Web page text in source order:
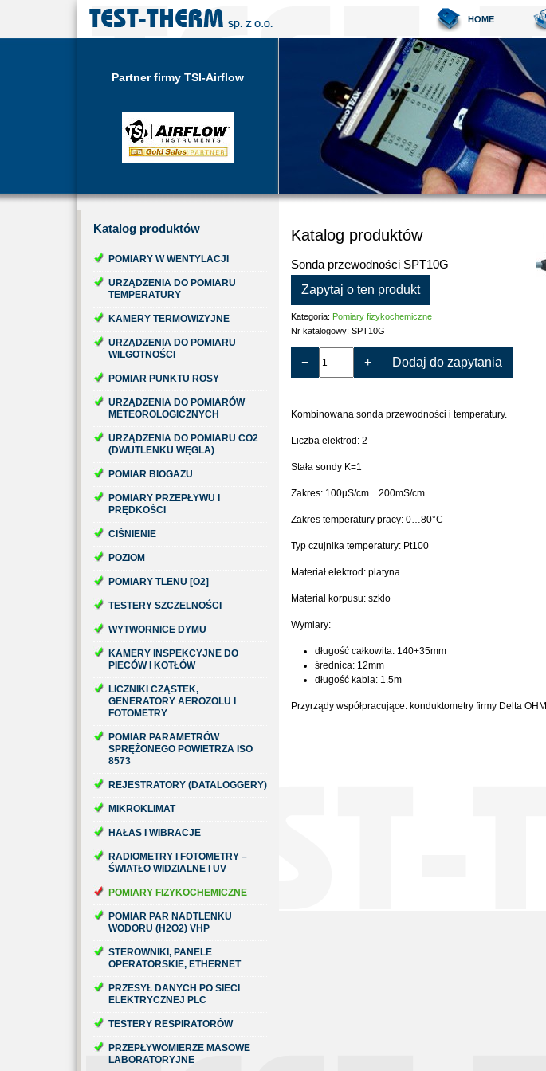
HOME
Partner firmy TSI-Airflow
Katalog produktów
Sonda przewodności SPT10G
Zapytaj o ten produkt
Kategoria: Pomiary fizykochemiczne
Nr katalogowy: SPT10G
− + Dodaj do zapytania
Kombinowana sonda przewodności i temperatury.
Liczba elektrod: 2
Stała sondy K=1
Zakres: 100µS/cm…200mS/cm
Zakres temperatury pracy: 0…80°C
Typ czujnika temperatury: Pt100
Materiał elektrod: platyna
Materiał korpusu: szkło
Wymiary:
długość całkowita: 140+35mm
średnica: 12mm
długość kabla: 1.5m
Przyrządy współpracujące: konduktometry firmy Delta OHM
Katalog produktów
POMIARY W WENTYLACJI
URZĄDZENIA DO POMIARU
TEMPERATURY
KAMERY TERMOWIZYJNE
URZĄDZENIA DO POMIARU
WILGOTNOŚCI
POMIAR PUNKTU ROSY
URZĄDZENIA DO POMIARÓW
METEOROLOGICZNYCH
URZĄDZENIA DO POMIARU CO2
(DWUTLENKU WĘGLA)
POMIAR BIOGAZU
POMIARY PRZEPŁYWU I
PRĘDKOŚCI
CIŚNIENIE
POZIOM
POMIARY TLENU [O2]
TESTERY SZCZELNOŚCI
WYTWORNICE DYMU
KAMERY INSPEKCYJNE DO
PIECÓW I KOTŁÓW
LICZNIKI CZĄSTEK,
GENERATORY AEROZOLU I
FOTOMETRY
POMIAR PARAMETRÓW
SPRĘŻONEGO POWIETRZA ISO
8573
REJESTRATORY (DATALOGGERY)
MIKROKLIMAT
HAŁAS I WIBRACJE
RADIOMETRY I FOTOMETRY –
ŚWIATŁO WIDZIALNE I UV
POMIARY FIZYKOCHEMICZNE
POMIAR PAR NADTLENKU
WODORU (H2O2) VHP
STEROWNIKI, PANELE
OPERATORSKIE, ETHERNET
PRZESYŁ DANYCH PO SIECI
ELEKTRYCZNEJ PLC
TESTERY RESPIRATORÓW
PRZEPŁYWOMIERZE MASOWE
LABORATORYJNE